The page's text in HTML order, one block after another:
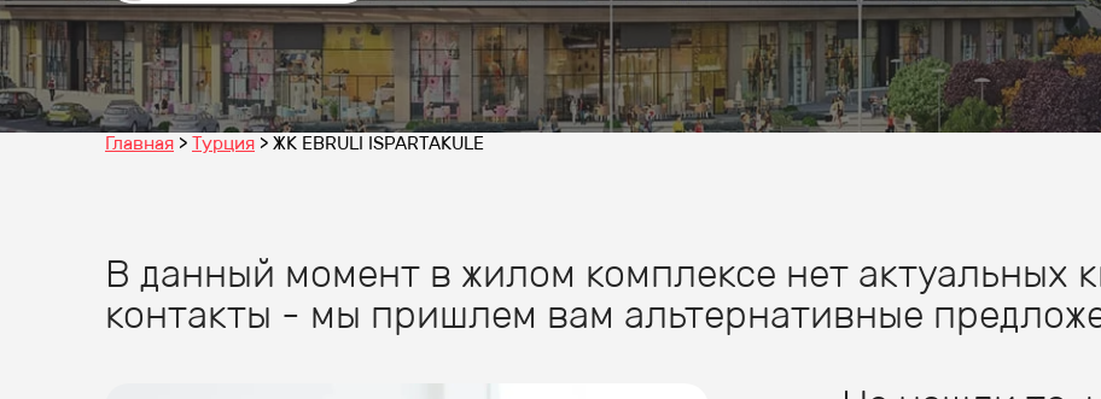
Главная Турция ЖК EBRULI ISPARTAKULE
В данный момент в жилом комплексе нет актуальных
контакты - мы пришлем вам альтернативные